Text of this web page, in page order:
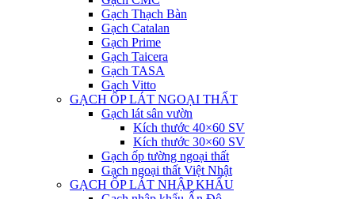
Gạch Thạch Bàn
Gạch Catalan
Gạch Prime
Gạch Taicera
Gạch TASA
Gạch Vitto
GẠCH ỐP LÁT NGOẠI THẤT
Gạch lát sân vườn
Kích thước 40×60 SV
Kích thước 30×60 SV
Gạch ốp tường ngoại thất
Gạch ngoại thất Việt Nhật
GẠCH ỐP LÁT NHẬP KHẨU